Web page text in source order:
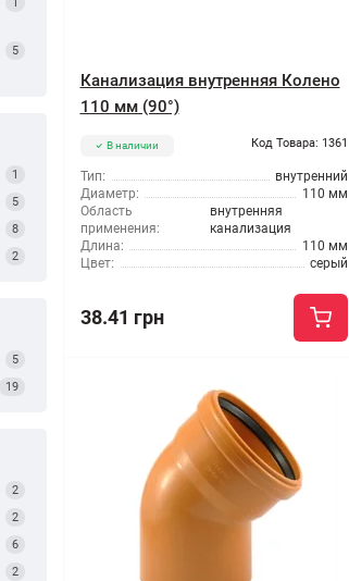
1
5
1
5
8
2
5
19
2
2
6
2
Канализация внутренняя Колено
110 мм (90°)
В наличии Код Товара: 1361
Тип:
внутренний
Диаметр:
110 мм
Область
применения:
внутренняя
канализация
Длина:
110 мм
Цвет:
серый
38.41 грн